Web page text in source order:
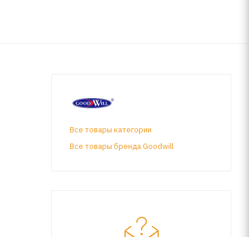
Все товары категории
Все товары бренда Goodwill